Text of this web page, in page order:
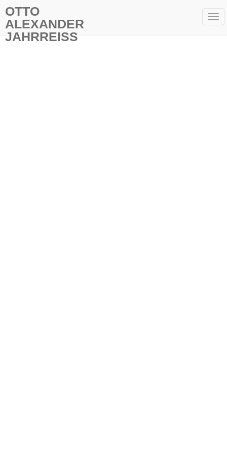
OTTO
ALEXANDER
JAHRREISS